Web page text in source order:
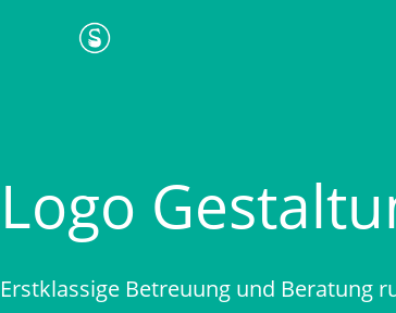
Logo
Erstklassige Betreuung und Beratung